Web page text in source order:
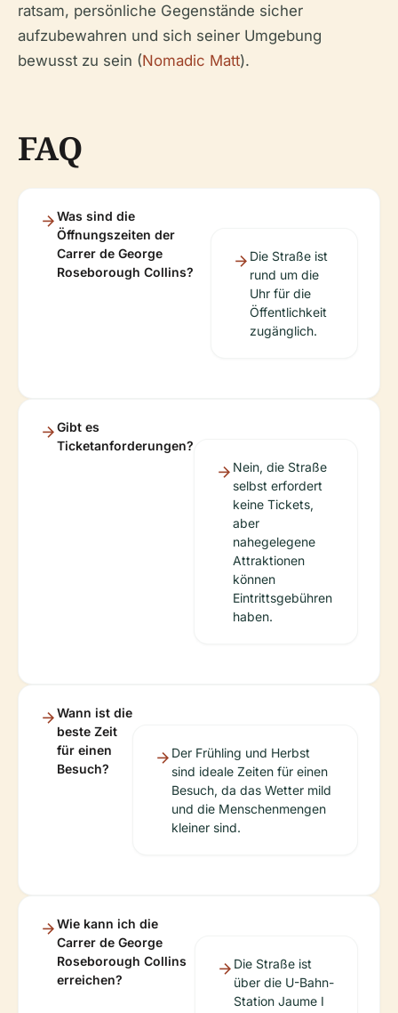
ratsam, persönliche Gegenstände sicher
aufzubewahren und sich seiner Umgebung
bewusst zu sein (Nomadic Matt).
FAQ
Was sind die
Öffnungszeiten der
Carrer de George
Roseborough Collins?
Die Straße ist
rund um die
Uhr für die
Öffentlichkeit
zugänglich.
Gibt es
Ticketanforderungen?
Nein, die Straße
selbst erfordert
keine Tickets,
aber
nahegelegene
Attraktionen
können
Eintrittsgebühren
haben.
Wann ist die
beste Zeit
für einen
Besuch?
Der Frühling und Herbst
sind ideale Zeiten für einen
Besuch, da das Wetter mild
und die Menschenmengen
kleiner sind.
Wie kann ich die
Carrer de George
Roseborough Collins
erreichen?
Die Straße ist
über die U-Bahn-
Station Jaume I